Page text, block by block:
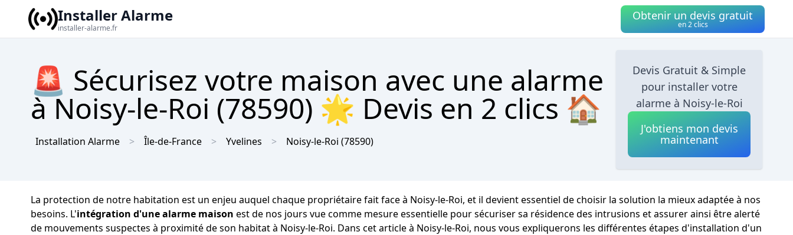
Installer Alarme
installer-alarme.fr
Obtenir un devis gratuit
en 2 clics
🚨 Sécurisez votre maison avec une alarme
à Noisy-le-Roi (78590) 🌟 Devis en 2 clics 🏠
Installation Alarme Île-de-France Yvelines Noisy-le-Roi (78590)
Devis Gratuit & Simple
pour installer votre
alarme à Noisy-le-Roi
J'obtiens mon devis
maintenant
La protection de notre habitation est un enjeu auquel chaque propriétaire fait face à Noisy-le-Roi, et il devient essentiel de choisir la solution la mieux adaptée à nos
besoins. L'intégration d'une alarme maison est de nos jours vue comme mesure essentielle pour sécuriser sa résidence des intrusions et assurer ainsi être alerté
de mouvements suspectes à proximité de son habitat à Noisy-le-Roi. Dans cet article à Noisy-le-Roi, nous vous expliquerons les différentes étapes d'installation d'un